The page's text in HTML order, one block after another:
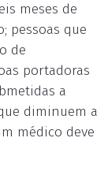
meses de
pessoas que
de
portadoras
a
diminuem a
médico deve